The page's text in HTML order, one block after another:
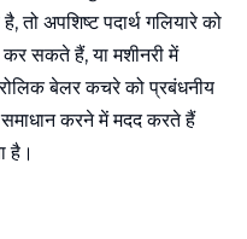
तो अपशिष्ट पदार्थ गलियारे को
सकते हैं, या मशीनरी में
बेलर कचरे को प्रबंधनीय
करने में मदद करते हैं
है।